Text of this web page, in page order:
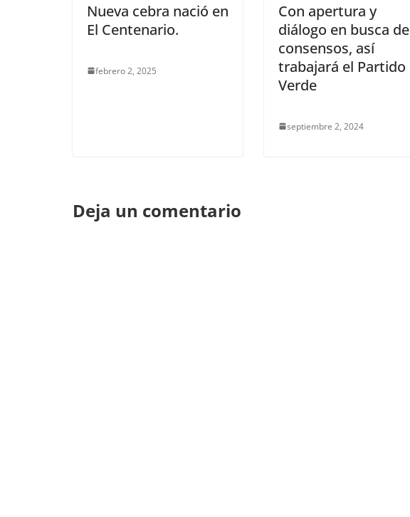
Nueva cebra nació en
El Centenario.
febrero 2, 2025
Con apertura y
diálogo en busca de
consensos, así
trabajará el Partido
Verde
septiembre 2, 2024
Deja un comentario